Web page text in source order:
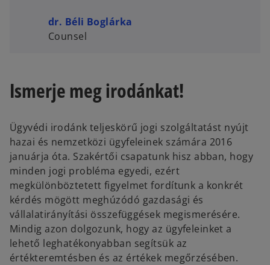
dr. Béli Boglárka
Counsel
Ismerje meg irodánkat!
Ügyvédi irodánk teljeskörű jogi szolgáltatást nyújt
hazai és nemzetközi ügyfeleinek számára 2016
januárja óta. Szakértői csapatunk hisz abban, hogy
minden jogi probléma egyedi, ezért
megkülönböztetett figyelmet fordítunk a konkrét
kérdés mögött meghúzódó gazdasági és
vállalatirányítási összefüggések megismerésére.
Mindig azon dolgozunk, hogy az ügyfeleinket a
lehető leghatékonyabban segítsük az
értékteremtésben és az értékek megőrzésében.